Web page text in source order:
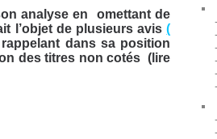
analyse en omettant de
l’objet de plusieurs avis(
dans sa position
des titres non cotés (lire